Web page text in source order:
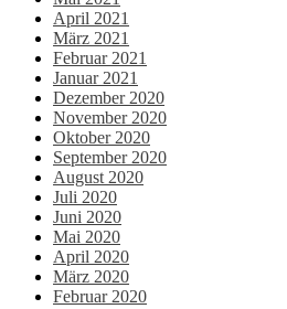
April 2021
März 2021
Februar 2021
Januar 2021
Dezember 2020
November 2020
Oktober 2020
September 2020
August 2020
Juli 2020
Juni 2020
Mai 2020
April 2020
März 2020
Februar 2020